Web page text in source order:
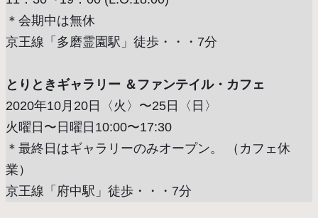
＊会期中は無休
京王線「多磨霊園駅」徒歩・・・7分
とりときギャラリー ＆ファンテイル・カフェ
2020年10月20日〈火〉〜25日〈日〉
火曜日〜日曜日10:00〜17:30
＊最終日はギャラリーのみオープン。 （カフェ休
業）
京王線「府中駅」徒歩・・・7分